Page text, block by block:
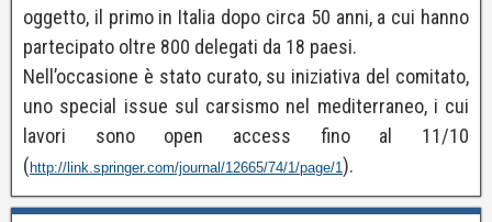
oggetto, il primo in Italia dopo circa 50 anni, a cui hanno
partecipato oltre 800 delegati da 18 paesi.
Nell’occasione è stato curato, su iniziativa del comitato,
uno special issue sul carsismo nel mediterraneo, i cui
lavori sono open access fino al 11/10
( http://link.springer.com/journal/12665/74/1/page/1).